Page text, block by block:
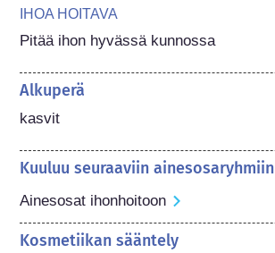
IHOA HOITAVA
Pitää ihon hyvässä kunnossa
Alkuperä
kasvit
Kuuluu seuraaviin ainesosaryhmiin
Ainesosat ihonhoitoon
Kosmetiikan sääntely